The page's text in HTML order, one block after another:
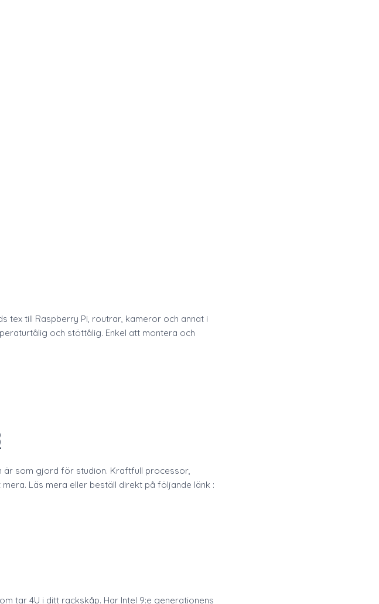
tex till Raspberry Pi, routrar, kameror och annat i
och stöttålig. Enkel att montera och
är som gjord för studion. Kraftfull processor,
Läs mera eller beställ direkt på följande länk :
tar 4U i ditt rackskåp. Har Intel 9:e generationens